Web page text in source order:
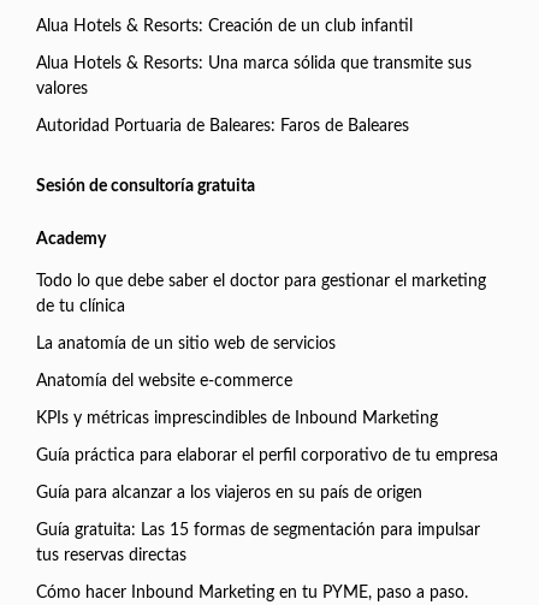
Alua Hotels & Resorts: Creación de un club infantil
Alua Hotels & Resorts: Una marca sólida que transmite sus
valores
Autoridad Portuaria de Baleares: Faros de Baleares
Sesión de consultoría gratuita
Academy
Todo lo que debe saber el doctor para gestionar el marketing
de tu clínica
La anatomía de un sitio web de servicios
Anatomía del website e-commerce
KPIs y métricas imprescindibles de Inbound Marketing
Guía práctica para elaborar el perfil corporativo de tu empresa
Guía para alcanzar a los viajeros en su país de origen
Guía gratuita: Las 15 formas de segmentación para impulsar
tus reservas directas
Cómo hacer Inbound Marketing en tu PYME, paso a paso.